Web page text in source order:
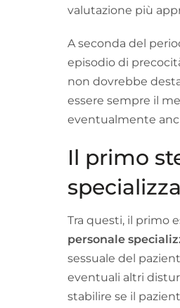
valutazione più
A seconda del
episodio di
non dovrebbe
essere sempre il
eventualmente
Il primo
Tra questi, il primo
personale
sessuale del
eventuali altri
stabilire se il